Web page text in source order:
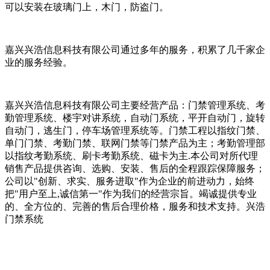
可以安装在玻璃门上，木门，防盗门。
嘉兴兴浩信息科技有限公司通过多年的服务，积累了几千家企
业的服务经验。
嘉兴兴浩信息科技有限公司主要经营产品：门禁管理系统、考
勤管理系统、楼宇对讲系统，自动门系统，平开自动门，旋转
自动门，逃生门，停车场管理系统等。门禁工程以指纹门禁、
单门门禁、考勤门禁、联网门禁等门禁产品为主；考勤管理部
以指纹考勤系统、刷卡考勤系统、磁卡为主.本公司对所代理
销售产品提供咨询、选购、安装、售后的全程跟踪保障服务；
公司以"创新、求实、服务进取"作为企业的前进动力，始终
把"用户至上,诚信第一"作为我们的经营宗旨。竭诚提供专业
的、全方位的、完善的售后合理价格，服务和技术支持。兴浩
门禁系统